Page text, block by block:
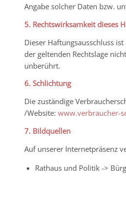
Angabe solcher Daten bzw.
5. Rechtswirksamkeit dieses
Dieser Haftungsausschluss
der geltenden Rechtslage
unberührt.
6. Schlichtung
Die zuständige
/Website: www.verbraucher-
7. Bildquellen
Auf unserer Internetpräsenz
Rathaus und Politik ->